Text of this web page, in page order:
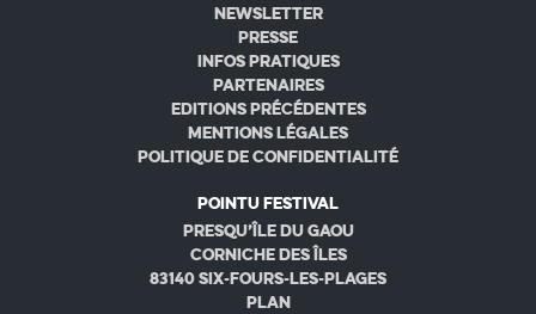
Newsletter
Presse
Infos pratiques
Partenaires
Editions précédentes
Mentions légales
Politique de confidentialité
Pointu Festival
Presqu’île du Gaou
Corniche des Îles
83140 Six-Fours-les-Plages
Plan